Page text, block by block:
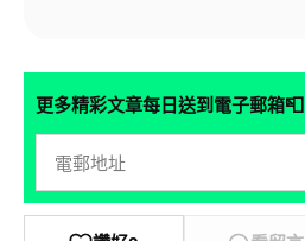
更多精彩文章每日送到電子郵箱📮